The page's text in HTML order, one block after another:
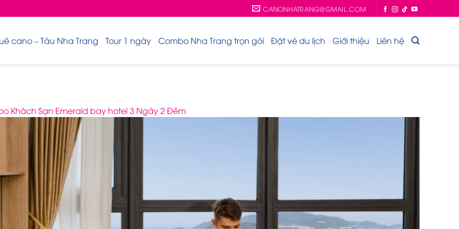
CANONHATRANG@GMAIL.COM
cano – Tàu Nha Trang Tour 1 ngày Combo Nha Trang trọn gói Đặt vé du lịch Giới thiệu Liên hệ
Khách Sạn Emerald bay hotel 3 Ngày 2 Đêm